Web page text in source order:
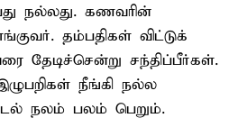
நல்லது. கணவரின்
தம்பதிகள் விட்டுக்
தேடிச்சென்று சந்திப்பீர்கள்.
நீங்கி நல்ல
நலம் பலம் பெறும்.